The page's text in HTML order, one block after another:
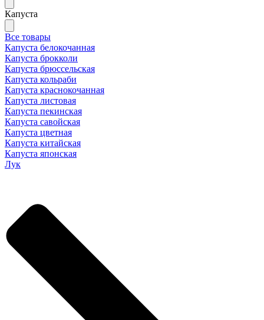
Капуста
Все товары
Капуста белокочанная
Капуста брокколи
Капуста брюссельская
Капуста кольраби
Капуста краснокочанная
Капуста листовая
Капуста пекинская
Капуста савойская
Капуста цветная
Капуста китайская
Капуста японская
Лук